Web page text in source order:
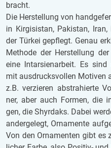
bracht.
Die Her­stel­lung von
in Kir­gi­si­stan, Pa­ki­stan,
der Tür­kei ge­pflegt. Genau
Me­tho­de der Her­stel­lung
eine In­tar­si­en­ar­beit. Es
mit aus­drucks­vol­len Mo­ti­ven
z.B. ver­zie­ren abs­tra­hier­te
ner, aber auch For­men, die
gen, die Shyr­daks. Dabei
an­der­ge­legt, Or­na­men­te
Von den Or­na­men­ten gibt